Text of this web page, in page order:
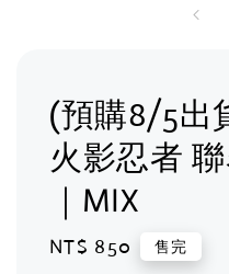
(預購8/5出
火影忍者
｜MIX
Regular
NT$ 850 售完